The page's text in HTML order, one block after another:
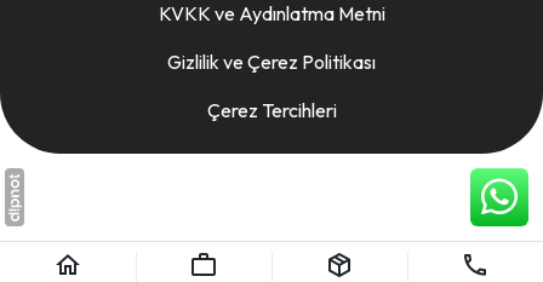
KVKK ve Aydınlatma Metni
Gizlilik ve Çerez Politikası
Çerez Tercihleri